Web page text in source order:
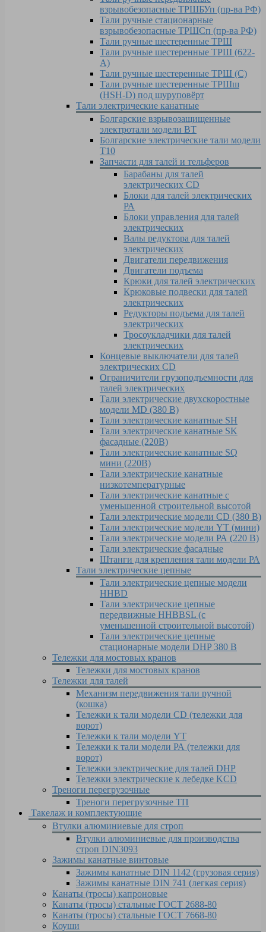
взрывобезопасные ТРШБУп (пр-ва РФ)
Тали ручные стационарные
взрывобезопасные ТРШСп (пр-ва РФ)
Тали ручные шестеренные ТРШ
Тали ручные шестеренные ТРШ (622-
A)
Тали ручные шестеренные ТРШ (С)
Тали ручные шестеренные ТРШш
(HSH-D) под шуруповёрт
Тали электрические канатные
Болгарские взрывозащищенные
электротали модели ВT
Болгарские электрические тали модели
T10
Запчасти для талей и тельферов
Барабаны для талей
электрических CD
Блоки для талей электрических
РА
Блоки управления для талей
электрических
Валы редуктора для талей
электрических
Двигатели передвижения
Двигатели подъема
Крюки для талей электрических
Крюковые подвески для талей
электрических
Редукторы подъема для талей
электрических
Тросоукладчики для талей
электрических
Концевые выключатели для талей
электрических CD
Ограничители грузоподъемности для
талей электрических
Тали электрические двухскоростные
модели MD (380 В)
Тали электрические канатные SH
Тали электрические канатные SK
фасадные (220В)
Тали электрические канатные SQ
мини (220В)
Тали электрические канатные
низкотемпературные
Тали электрические канатные с
уменьшенной строительной высотой
Тали электрические модели CD (380 В)
Тали электрические модели YT (мини)
Тали электрические модели РА (220 В)
Тали электрические фасадные
Штанги для крепления тали модели РА
Тали электрические цепные
Тали электрические цепные модели
HHBD
Тали электрические цепные
передвижные HHBBSL (с
уменьшенной строительной высотой)
Тали электрические цепные
стационарные модели DHP 380 В
Тележки для мостовых кранов
Тележки для мостовых кранов
Тележки для талей
Механизм передвижения тали ручной
(кошка)
Тележки к тали модели CD (тележки для
ворот)
Тележки к тали модели YT
Тележки к тали модели РА (тележки для
ворот)
Тележки электрические для талей DHP
Тележки электрические к лебедке KCD
Треноги перегрузочные
Треноги перегрузочные ТП
Такелаж и комплектующие
Втулки алюминиевые для строп
Втулки алюминиевые для производства
строп DIN3093
Зажимы канатные винтовые
Зажимы канатные DIN 1142 (грузовая серия)
Зажимы канатные DIN 741 (легкая серия)
Канаты (тросы) капроновые
Канаты (тросы) стальные ГОСТ 2688-80
Канаты (тросы) стальные ГОСТ 7668-80
Коуши